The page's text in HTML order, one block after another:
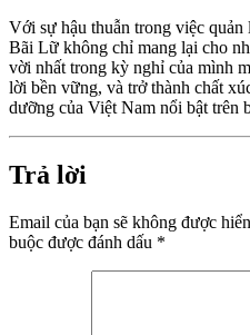
Với sự hậu thuẫn trong việc
Bãi Lữ không chỉ mang lại cho
vời nhất trong kỳ nghỉ của mình
lời bền vững, và trở thành chất
dưỡng của Việt Nam nổi bật trên
Trả lời
Email của bạn sẽ không được
buộc được đánh dấu *